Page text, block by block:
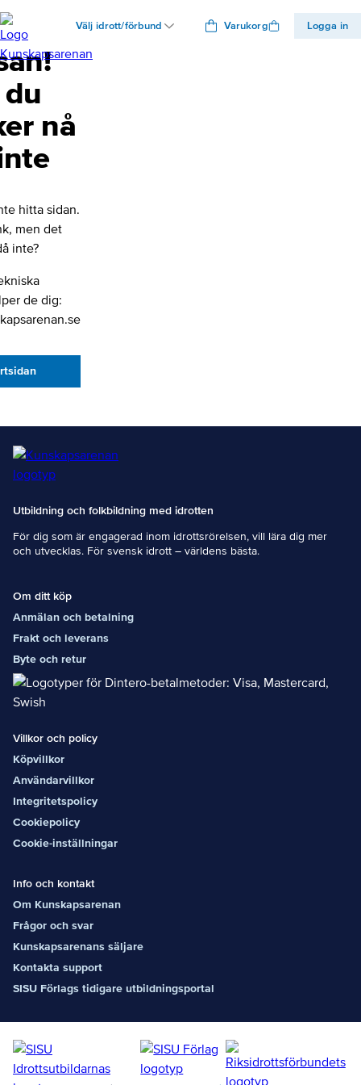
Välj idrott/förbund Varukorg Logga in
nå
hitta sidan.
men det
inte?
de dig:
Utbildning och folkbildning med idrotten
För dig som är engagerad inom idrottsrörelsen, vill lära dig mer
och utvecklas. För svensk idrott – världens bästa.
Om ditt köp
Anmälan och betalning
Frakt och leverans
Byte och retur
Villkor och policy
Köpvillkor
Användarvillkor
Integritetspolicy
Cookiepolicy
Cookie-inställningar
Info och kontakt
Om Kunskapsarenan
Frågor och svar
Kunskapsarenans säljare
Kontakta support
SISU Förlags tidigare utbildningsportal